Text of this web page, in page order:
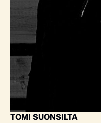
TOMI SUONSILTA